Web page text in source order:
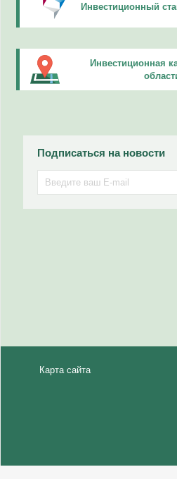
Инвестиционный
Инвестиционная
Подписаться на новости
Карта сайта